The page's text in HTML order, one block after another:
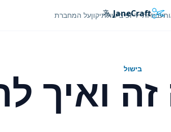
JaneCraft
Languages עבודות ידיופיבישולתיקוןעל המחברת
בישול
ואיך